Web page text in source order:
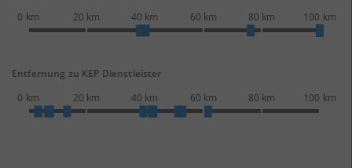
0 km
20 km 40 km 60 km 80 km 100 km
Entfernung zu KEP Dienstleister
0 km
20 km 40 km 60 km 80 km 100 km